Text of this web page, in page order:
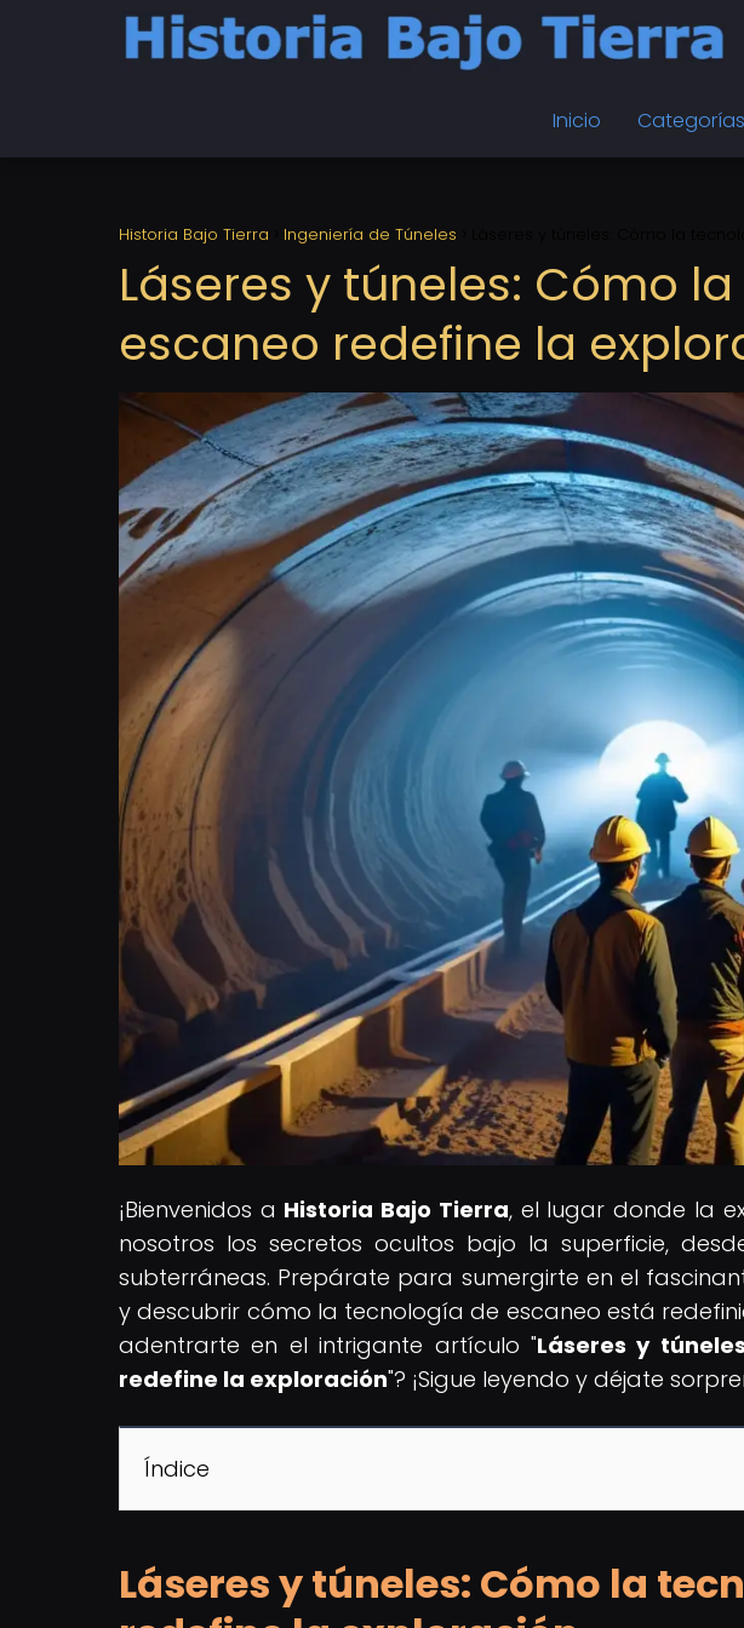
Inicio Categorías
Historia Bajo Tierra Ingeniería de Túneles
Láseres y túneles: Cómo
escaneo redefine la
¡Bienvenidos a Historia Bajo Tierra, el lugar donde la
nosotros los secretos ocultos bajo la superficie,
subterráneas. Prepárate para sumergirte en el
y descubrir cómo la tecnología de escaneo está
adentrarte en el intrigante artículo "Láseres y
redefine la exploración"? ¡Sigue leyendo y déjate
Índice
Láseres y túneles: Cómo la